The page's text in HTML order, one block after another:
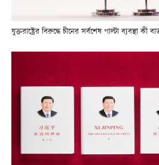
যুক্তরাষ্ট্রের বিরুদ্ধে চীনের সর্বশেষ পাল্টা ব্যবস্থা কী